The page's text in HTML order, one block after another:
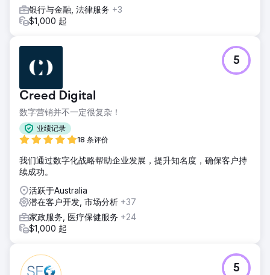
银行与金融, 法律服务 +3
$1,000 起
Creed Digital
数字营销并不一定很复杂！
业绩记录
18 条评价
5
我们通过数字化战略帮助企业发展，提升知名度，确保客户持
续成功。
活跃于Australia
潜在客户开发, 市场分析 +37
家政服务, 医疗保健服务 +24
$1,000 起
5